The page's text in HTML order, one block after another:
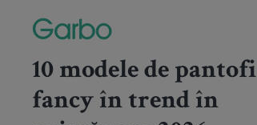
10 modele de pantofi
fancy în trend în